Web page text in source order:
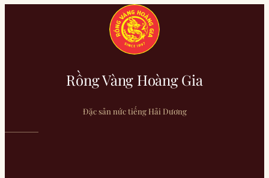
Rồng Vàng Hoàng Gia
Đặc sản nức tiếng Hải Dương